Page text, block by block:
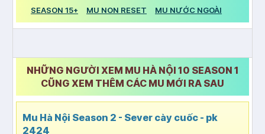
SEASON 15+
MU NON RESET MU NƯỚC NGOÀI
NHỮNG NGƯỜI XEM MU HÀ NỘI 10 SEASON 1
CŨNG XEM THÊM CÁC MU MỚI RA SAU
Mu Hà Nội Season 2 - Sever cày cuốc - pk
2424